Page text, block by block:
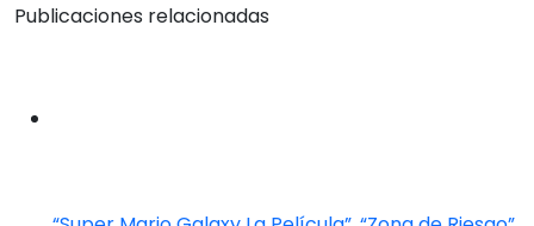
Publicaciones relacionadas